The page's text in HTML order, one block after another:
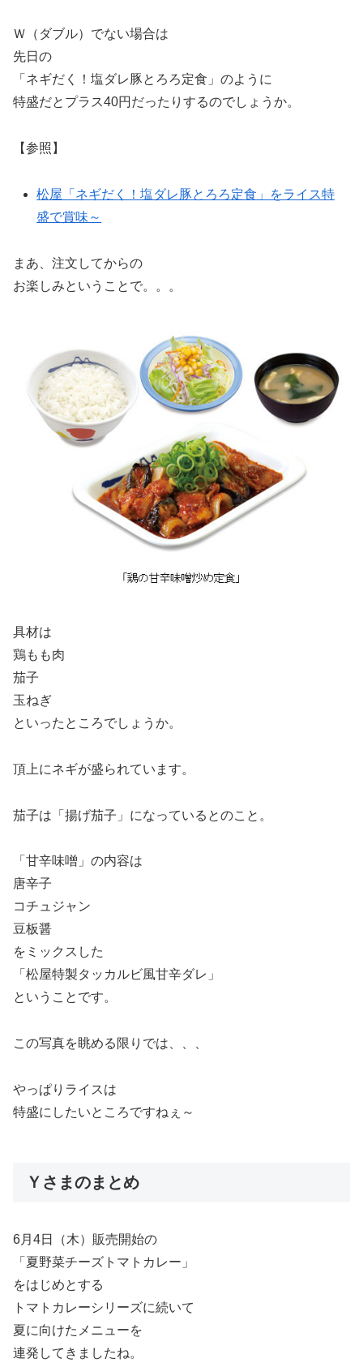
Ｗ（ダブル）でない場合は
先日の
「ネギだく！塩ダレ豚とろろ定食」のように
特盛だとプラス40円だったりするのでしょうか。
【参照】
松屋「ネギだく！塩ダレ豚とろろ定食」をライス特
盛で賞味～
まあ、注文してからの
お楽しみということで。。。
具材は
鶏もも肉
茄子
玉ねぎ
といったところでしょうか。
頂上にネギが盛られています。
茄子は「揚げ茄子」になっているとのこと。
「甘辛味噌」の内容は
唐辛子
コチュジャン
豆板醤
をミックスした
「松屋特製タッカルビ風甘辛ダレ」
ということです。
この写真を眺める限りでは、、、
やっぱりライスは
特盛にしたいところですねぇ～
Ｙさまのまとめ
6月4日（木）販売開始の
「夏野菜チーズトマトカレー」
をはじめとする
トマトカレーシリーズに続いて
夏に向けたメニューを
連発してきましたね。